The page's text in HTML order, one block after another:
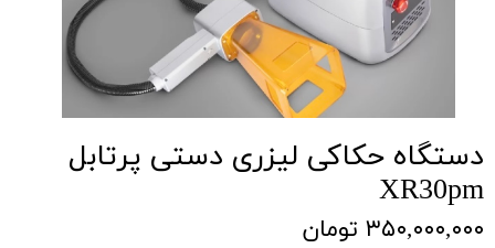
دستگاه حکاکی لیزری دستی پرتابل
XR30pm
۳۵۰,۰۰۰,۰۰۰ تومان